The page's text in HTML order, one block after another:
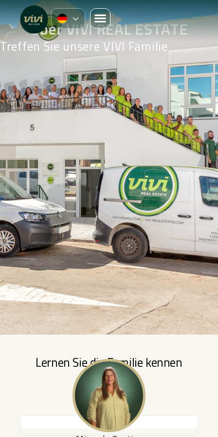
Über VIVI REAL ESTATE
Treffen Sie unsere VIVI Familie
Lernen Sie die Familie kennen
Hallo, ich bin Miranda Geutjes. Ich arbeite seit über